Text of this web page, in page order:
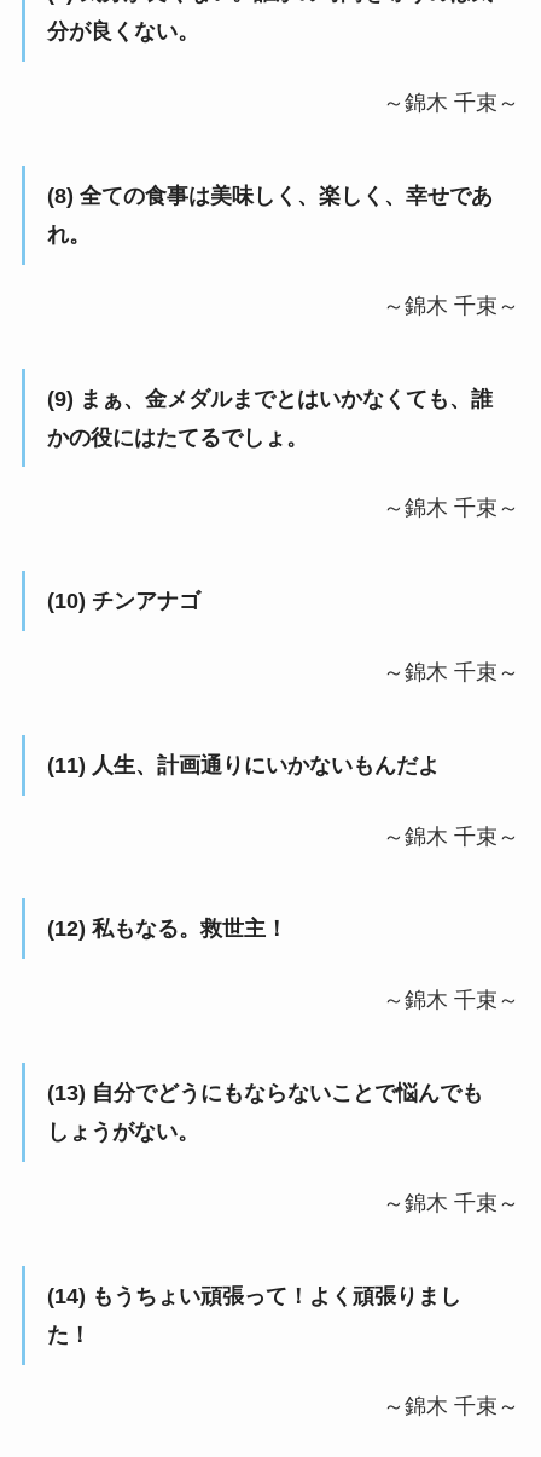
分が良くない。
～錦木 千束～
(8) 全ての食事は美味しく、楽しく、幸せであ
れ。
～錦木 千束～
(9) まぁ、金メダルまでとはいかなくても、誰
かの役にはたてるでしょ。
～錦木 千束～
(10) チンアナゴ
～錦木 千束～
(11) 人生、計画通りにいかないもんだよ
～錦木 千束～
(12) 私もなる。救世主！
～錦木 千束～
(13) 自分でどうにもならないことで悩んでも
しょうがない。
～錦木 千束～
(14) もうちょい頑張って！よく頑張りまし
た！
～錦木 千束～